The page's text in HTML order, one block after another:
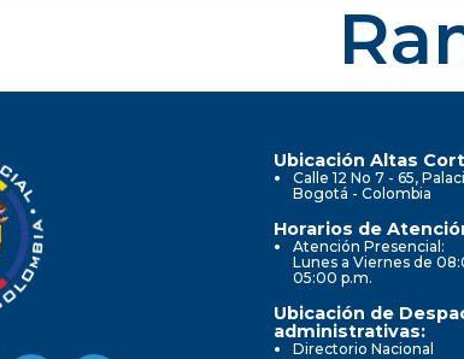
Ubicación Altas
Calle 12 No 7 - 65,
Bogotá - Colombia
Horarios de
Atención Presencial:
Lunes a Viernes de
05:00 p.m.
Ubicación de
administrativas:
Directorio Nacional